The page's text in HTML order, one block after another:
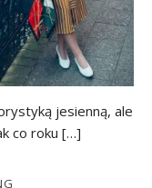
jesienną, ale
co roku […]